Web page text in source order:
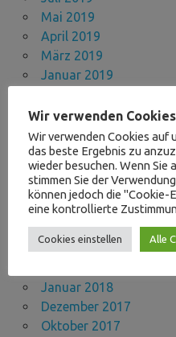
Mai 2019
April 2019
März 2019
Januar 2019
November 2018
Oktober 2018
September 2018
Juli 2018
Juni 2018
Mai 2018
April 2018
März 2018
Januar 2018
Dezember 2017
Oktober 2017
Wir verwenden Cookies
Wir verwenden Cookies auf
das beste Ergebnis zu
wieder besuchen. Wenn Sie
stimmen Sie der
können jedoch die "Cookie-
eine kontrollierte
Cookies einstellen Alle